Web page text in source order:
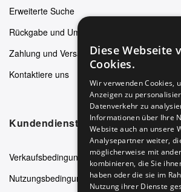
Erweiterte Suche
Rückgabe und Umtausch
Zahlung und Versand
Kontaktiere uns
Kundendienst
Verkaufsbedingungen
Nutzungsbedingungen
Diese Webseite
Cookies.
Wir verwenden Cookies,
Anzeigen zu
Datenverkehr zu
Informationen über Ihre
Website auch an unsere
Analysepartner weiter,
möglicherweise mit
kombinieren, die Sie
haben oder die sie im
Nutzung ihrer Dienste